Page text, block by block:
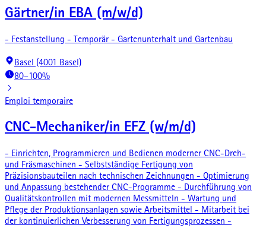
Gärtner/in EBA (m/w/d)
- Festanstellung - Temporär - Gartenunterhalt und Gartenbau
Basel (4001 Basel)
80–100%
Emploi temporaire
CNC-Mechaniker/in EFZ (w/m/d)
- Einrichten, Programmieren und Bedienen moderner CNC-Dreh-
und Fräsmaschinen - Selbstständige Fertigung von
Präzisionsbauteilen nach technischen Zeichnungen - Optimierung
und Anpassung bestehender CNC-Programme - Durchführung von
Qualitätskontrollen mit modernen Messmitteln - Wartung und
Pflege der Produktionsanlagen sowie Arbeitsmittel - Mitarbeit bei
der kontinuierlichen Verbesserung von Fertigungsprozessen -